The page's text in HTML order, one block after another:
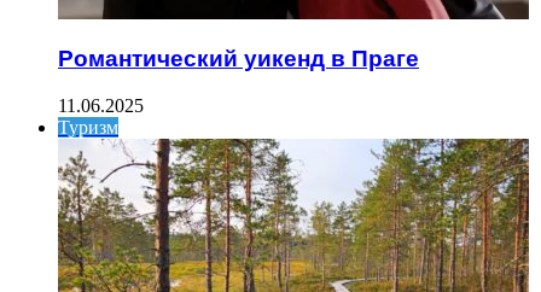
Романтический уикенд в Праге
11.06.2025
Туризм